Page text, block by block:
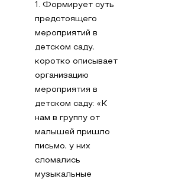
1. Формирует суть
предстоящего
мероприятий в
детском саду,
коротко описывает
организацию
мероприятия в
детском саду: «К
нам в группу от
малышей пришло
письмо, у них
сломались
музыкальные